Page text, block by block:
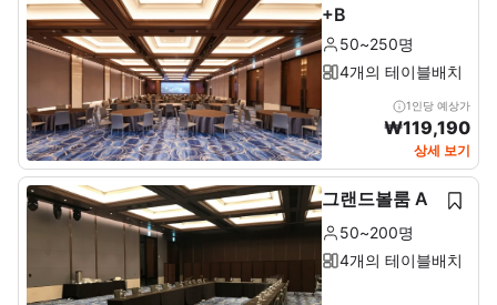
+B
50~250명
4개의 테이블배치
1인당 예상가
₩119,190
상세 보기
그랜드볼룸 A
50~200명
4개의 테이블배치